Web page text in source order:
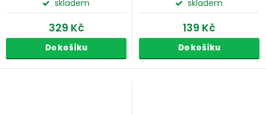
skladem
329 Kč
Do košíku
skladem
139 Kč
Do košíku